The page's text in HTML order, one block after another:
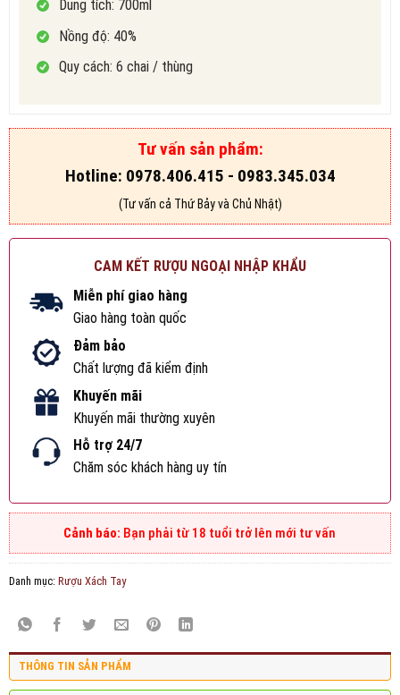
Dung tích: 700ml
Nồng độ: 40%
Quy cách: 6 chai / thùng
Tư vấn sản phẩm:
Hotline: 0978.406.415 - 0983.345.034
(Tư vấn cả Thứ Bảy và Chủ Nhật)
CAM KẾT RƯỢU NGOẠI NHẬP KHẨU
Miễn phí giao hàng
Giao hàng toàn quốc
Đảm bảo
Chất lượng đã kiểm định
Khuyến mãi
Khuyến mãi thường xuyên
Hỗ trợ 24/7
Chăm sóc khách hàng uy tín
Bạn phải từ 18 tuổi trở lên mới tư vấn
Danh mục: Rượu Xách Tay
THÔNG TIN SẢN PHẨM